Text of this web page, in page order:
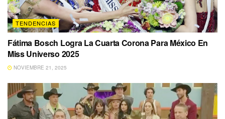
TENDENCIAS
Fátima Bosch Logra La Cuarta Corona Para México En
Miss Universo 2025
NOVIEMBRE 21, 2025